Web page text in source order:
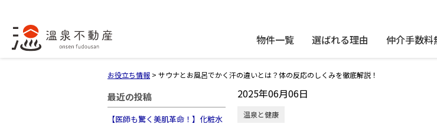
物件一覧 選ばれる理由 仲介手数料
お役立ち情報 > サウナとお風呂でかく汗の違いとは？体の反応のしくみを徹底解説！
最近の投稿
【医師も驚く美肌革命！】化粧水
2025年06月06日
温泉と健康